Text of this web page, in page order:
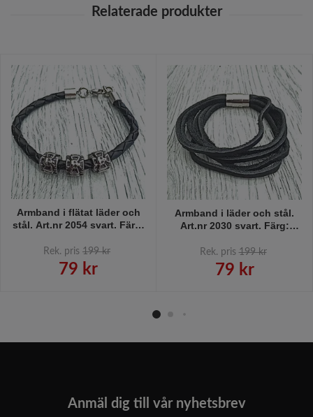
Armband i flätat läder och
stål. Art.nr 2054 svart. Färg:
Rek. pris 199 kr
79 kr
Armband i läder och stål.
Art.nr 2030 svart. Färg:
Rek. pris 199 kr
79 kr
Anmäl dig till vår nyhetsbrev